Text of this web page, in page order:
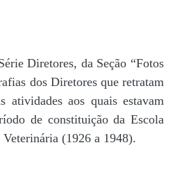
Diretores, da Seção “Fotos
dos Diretores que retratam
atividades aos quais estavam
de constituição da Escola
(1926 a 1948).